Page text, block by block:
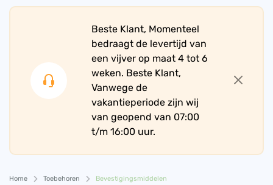
Beste Klant, Momenteel
bedraagt de levertijd van
een vijver op maat 4 tot 6
weken. Beste Klant,
Vanwege de
vakantieperiode zijn wij
van geopend van 07:00
t/m 16:00 uur.
Home Toebehoren Bevestigingsmiddelen